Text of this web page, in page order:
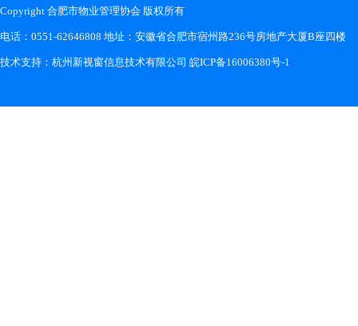
Copyright 合肥市物业管理协会 版权所有
电话：0551-62646808 地址：安徽省合肥市宿州路236号房地产大厦B座四楼
技术支持： 杭州新视窗信息技术有限公司 皖ICP备16006380号-1